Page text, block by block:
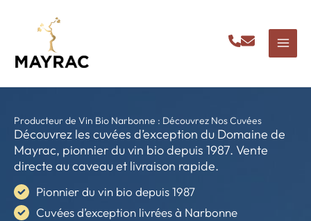
Producteur de Vin Bio Narbonne : Découvrez Nos Cuvées
Découvrez les cuvées d’exception du Domaine de
Mayrac, pionnier du vin bio depuis 1987. Vente
directe au caveau et livraison rapide.
Pionnier du vin bio depuis 1987
Cuvées d’exception livrées à Narbonne